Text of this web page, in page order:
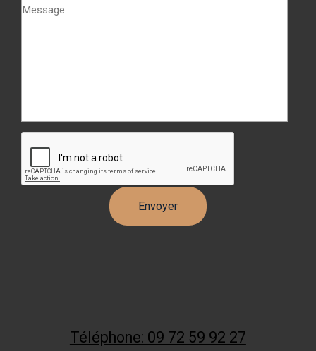
Téléphone: 09 72 59 92 27